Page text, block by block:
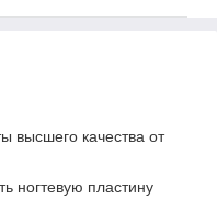
высшего качества от
ногтевую пластину